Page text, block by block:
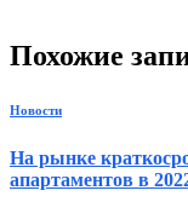
Похожие
Новости
На рынке
апартаментов в